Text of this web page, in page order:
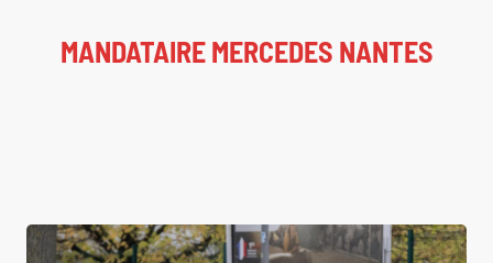
MANDATAIRE MERCEDES NANTES